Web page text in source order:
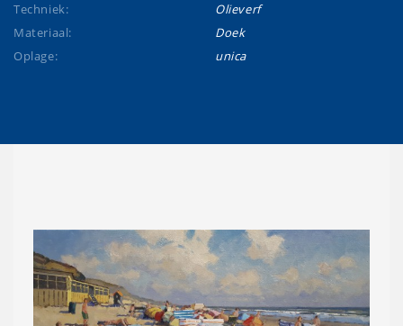
Techniek:
Olieverf
Materiaal:
Doek
Oplage:
unica